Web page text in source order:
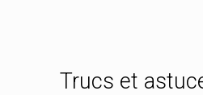
Trucs et